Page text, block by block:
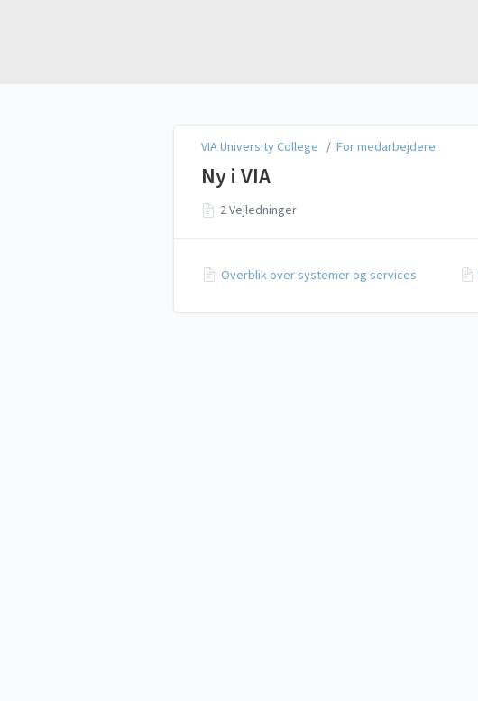
VIA University College / For medarbejdere
Ny i VIA
2 Vejledninger
Overblik over systemer og services